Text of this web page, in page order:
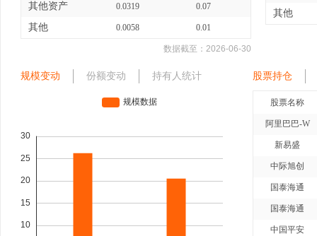
其他资产 0.0319 0.07
其他 0.0058 0.01
数据截至： 2026-06-30
其他
规模变动 份额变动 持有人统计 股票持仓
股票名称
阿里巴巴-W
新易盛
中际旭创
国泰海通
国泰海通
中国平安